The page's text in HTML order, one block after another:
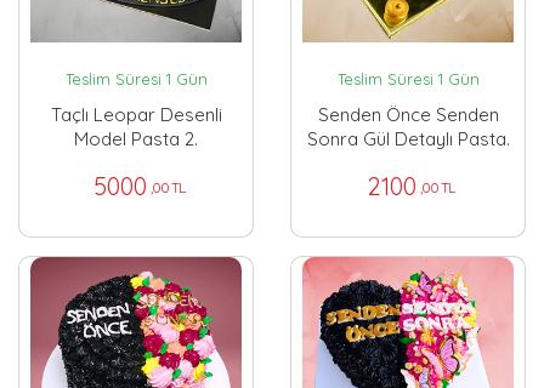
Teslim Süresi 1 Gün
Taçlı Leopar Desenli
Model Pasta 2.
5000 ,00 TL
Teslim Süresi 1 Gün
Senden Önce Senden
Sonra Gül Detaylı Pasta.
2100 ,00 TL